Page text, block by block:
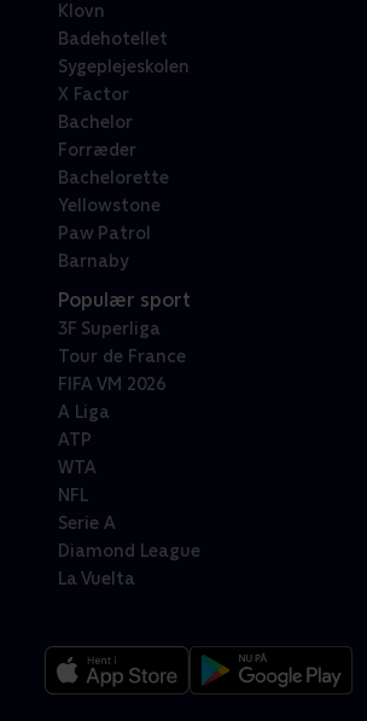
Klovn
Badehotellet
Sygeplejeskolen
X Factor
Bachelor
Forræder
Bachelorette
Yellowstone
Paw Patrol
Barnaby
Populær sport
3F Superliga
Tour de France
FIFA VM 2026
A Liga
ATP
WTA
NFL
Serie A
Diamond League
La Vuelta